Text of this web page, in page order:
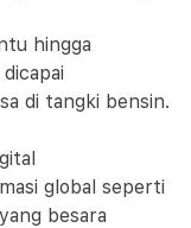
hingga
di tangki bensin.
global seperti
besara